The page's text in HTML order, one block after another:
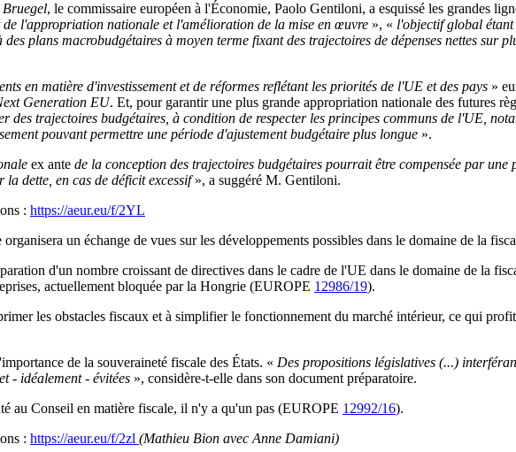
Bruegel, le commissaire européen à l'Économie, Paolo Gentiloni, a esquissé les grandes
l'appropriation nationale et l'amélioration de la mise en œuvre », « l'objectif global
plans macrobudgétaires à moyen terme fixant des trajectoires de dépenses nettes sur
en matière d'investissement et de réformes reflétant les priorités de l'UE et des pays »
Generation EU. Et, pour garantir une plus grande appropriation nationale des futures
des trajectoires budgétaires, à condition de respecter les principes communs de l'UE,
pouvant permettre une période d'ajustement budgétaire plus longue ».
ex ante de la conception des trajectoires budgétaires pourrait être compensée par
la dette, en cas de déficit excessif», a suggéré M. Gentiloni.
: https://aeur.eu/f/2YL
un échange de vues sur les développements possibles dans le domaine de la
d'un nombre croissant de directives dans le cadre de l'UE dans le domaine de la
actuellement bloquée par la Hongrie (EUROPE 12986/19).
les obstacles fiscaux et à simplifier le fonctionnement du marché intérieur, ce qui
de la souveraineté fiscale des États. « Des propositions législatives (...)
- idéalement - évitées », considère-t-elle dans son document préparatoire.
au Conseil en matière fiscale, il n'y a qu'un pas (EUROPE 12992/16).
: https://aeur.eu/f/2zl (Mathieu Bion avec Anne Damiani)